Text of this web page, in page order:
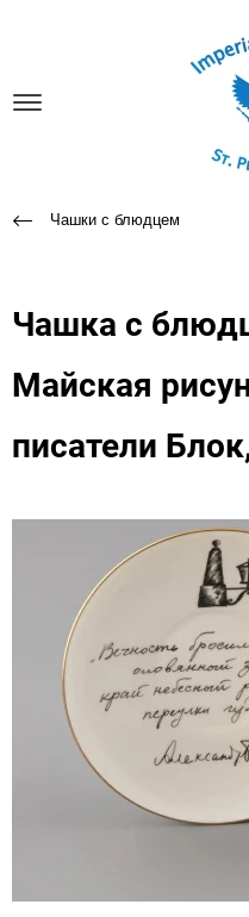
Чашки с блюдцем
Чашка с
Майская
писатели